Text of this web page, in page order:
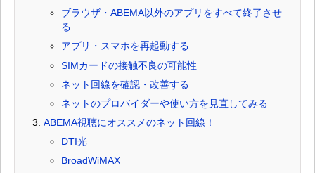
ブラウザ・ABEMA以外のアプリをすべて終了させ
る
アプリ・スマホを再起動する
SIMカードの接触不良の可能性
ネット回線を確認・改善する
ネットのプロバイダーや使い方を見直してみる
ABEMA視聴にオススメのネット回線！
DTI光
BroadWiMAX